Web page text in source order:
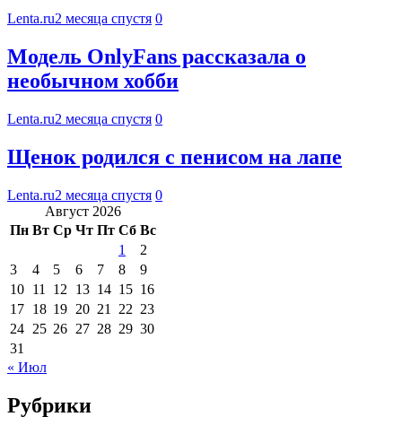
Lenta.ru2 месяца спустя 0
Модель OnlyFans рассказала о
необычном хобби
Lenta.ru2 месяца спустя 0
Щенок родился с пенисом на лапе
Lenta.ru2 месяца спустя 0
Август 2026
Пн Вт Ср Чт Пт Сб Вс
1
2
3
4 5 6 7 8
9
10 11 12 13 14 15 16
17 18 19 20 21 22 23
24 25 26 27 28 29 30
31
« Июл
Рубрики